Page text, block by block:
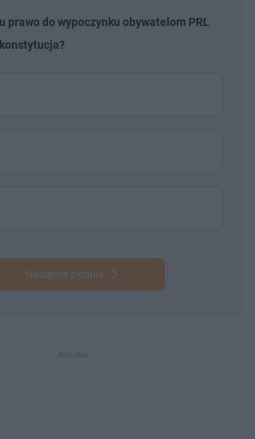
prawo do wypoczynku obywatelom PRL
Następne pytanie